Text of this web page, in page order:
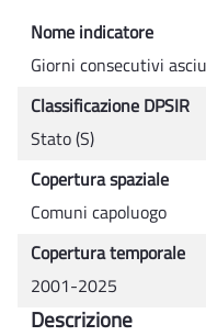
Nome indicatore
Giorni consecutivi
Classificazione DPSIR
Stato (S)
Copertura spaziale
Comuni capoluogo
Copertura temporale
2001-2025
Descrizione